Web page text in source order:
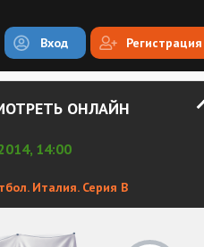
Вход Регистрация
ОНЛАЙН
14:00
Италия. Серия В